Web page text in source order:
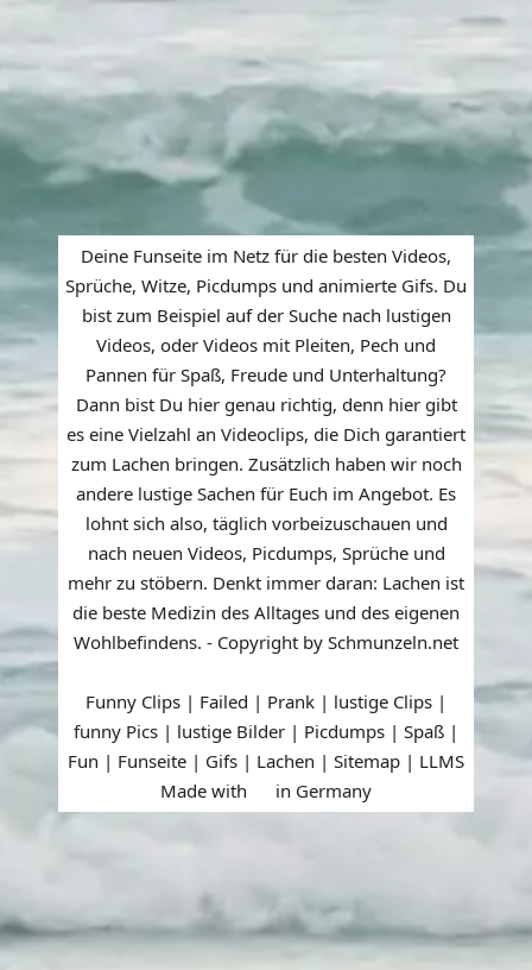
Deine Funseite im Netz für die besten Videos,
Sprüche, Witze, Picdumps und animierte Gifs. Du
bist zum Beispiel auf der Suche nach lustigen
Videos, oder Videos mit Pleiten, Pech und
Pannen für Spaß, Freude und Unterhaltung?
Dann bist Du hier genau richtig, denn hier gibt
es eine Vielzahl an Videoclips, die Dich garantiert
zum Lachen bringen. Zusätzlich haben wir noch
andere lustige Sachen für Euch im Angebot. Es
lohnt sich also, täglich vorbeizuschauen und
nach neuen Videos, Picdumps, Sprüche und
mehr zu stöbern. Denkt immer daran: Lachen ist
die beste Medizin des Alltages und des eigenen
Wohlbefindens. - Copyright by Schmunzeln.net
Funny Clips | Failed | Prank | lustige Clips |
funny Pics | lustige Bilder | Picdumps | Spaß |
Fun | Funseite | Gifs | Lachen | Sitemap | LLMS
Made with
in Germany